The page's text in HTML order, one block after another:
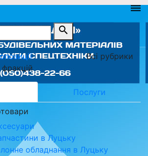
dehaze
search
фракцій
Всі рубрики
Послуги
в Луцьку
обладнання в Луцьку